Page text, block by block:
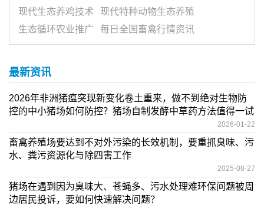
现代生态养鸡技术
现代特种动物生态养殖
生态循环农业推广
每日全国畜禽行情资讯
最新资讯
2026年非洲猪瘟突现新变化卷土重来，做不到绝对生物防
控的中小猪场如何防控？猪场自制发酵中草药方法值得一试
2026-01-22
畜禽养殖场要达到不对外污染的长效机制，要重抓臭味、污
水、粪污资源化与除四害工作
2025-08-27
猪场在遇到因为臭味大、苍蝇多、污水处理难环保问题被周
边居民投诉，要如何快速解决问题？